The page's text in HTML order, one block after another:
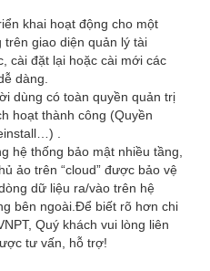
khai hoạt động cho một
trên giao diện quản lý tài
cài đặt lại hoặc cài mới các
dàng.
dùng có toàn quyền quản trị
hoạt thành công (Quyền
.
hệ thống bảo mật nhiều tầng,
ảo trên “cloud” được bảo vệ
dữ liệu ra/vào trên hệ
bên ngoài.Để biết rõ hơn chi
Quý khách vui lòng liên
tư vấn, hỗ trợ!